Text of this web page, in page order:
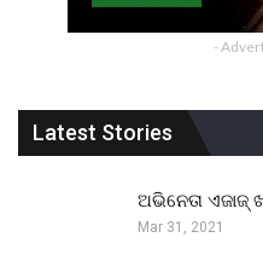
-
Latest Stories
ଅଭିନେତା ଏଜାଜ୍
Mar 31, 2021